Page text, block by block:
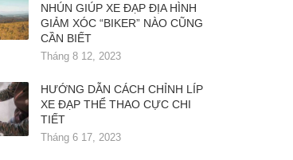
NHÚN GIÚP XE ĐẠP ĐỊA HÌNH
GIẢM XÓC “BIKER” NÀO CŨNG
CẦN BIẾT
Tháng 8 12, 2023
HƯỚNG DẪN CÁCH CHỈNH LÍP
XE ĐẠP THỂ THAO CỰC CHI
TIẾT
Tháng 6 17, 2023